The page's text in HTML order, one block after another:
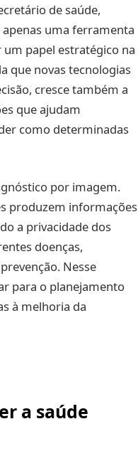
de saúde,
uma ferramenta
papel estratégico na
que novas tecnologias
cresce também a
que ajudam
como determinadas
por imagem.
produzem informações
a privacidade dos
doenças,
Nesse
para o planejamento
à melhoria da
a saúde